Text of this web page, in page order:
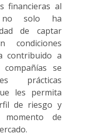
financieras al
no solo ha
de captar
condiciones
contribuido a
se
prácticas
les permita
de riesgo y
momento de